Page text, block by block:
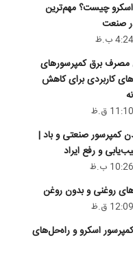
اسکرو چیست؟ مهم‌ترین
صنعت
مصرف برق کمپرسورهای
کاربردی برای کاهش
کمپرسور صنعتی و باد |
و رفع ایراد
روغنی و بدون روغن
اسکرو و راه‌حل‌های